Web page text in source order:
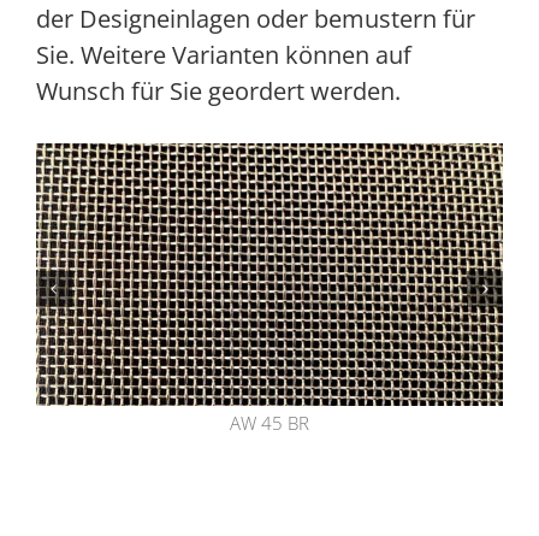
der Designeinlagen oder bemustern für
Sie. Weitere Varianten können auf
Wunsch für Sie geordert werden.
AW 45 BR